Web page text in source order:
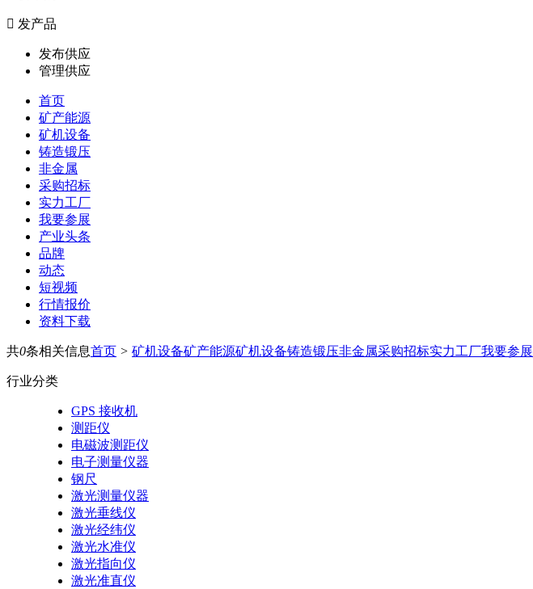
 发产品
发布供应
管理供应
首页
矿产能源
矿机设备
铸造锻压
非金属
采购招标
实力工厂
我要参展
产业头条
品牌
动态
短视频
行情报价
资料下载
共0条相关信息首页 > 矿机设备矿产能源矿机设备铸造锻压非金属采购招标实力工厂我要参展
行业分类
GPS 接收机
测距仪
电磁波测距仪
电子测量仪器
钢尺
激光测量仪器
激光垂线仪
激光经纬仪
激光水准仪
激光指向仪
激光准直仪